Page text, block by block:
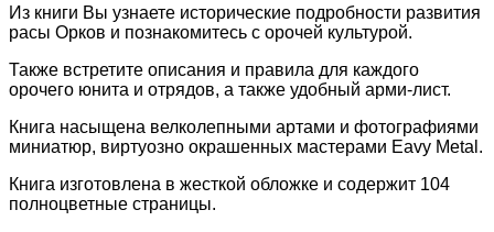
Из книги Вы узнаете исторические подробности развития
расы Орков и познакомитесь с орочей культурой.
Также встретите описания и правила для каждого
орочего юнита и отрядов, а также удобный арми-лист.
Книга насыщена велколепными артами и фотографиями
миниатюр, виртуозно окрашенных мастерами Eavy Metal.
Книга изготовлена в жесткой обложке и содержит 104
полноцветные страницы.